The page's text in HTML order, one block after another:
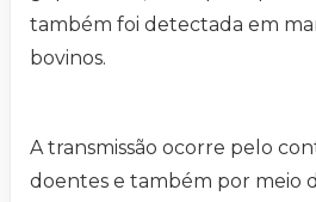
também foi detectada em
bovinos.
A transmissão ocorre pelo
doentes e também por meio